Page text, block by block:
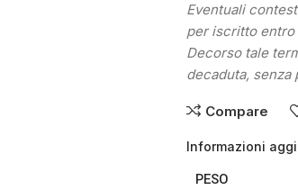
Eventuali
per iscritto entro
Decorso tale
decaduta,
Compare
Informazioni
PESO